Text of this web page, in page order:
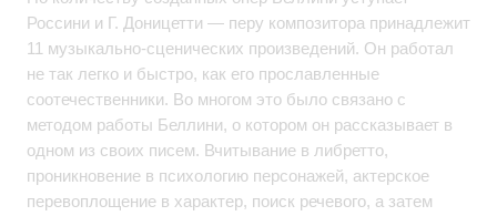
Россини и Г. Доницетти — перу композитора принадлежит
11 музыкально-сценических произведений. Он работал
не так легко и быстро, как его прославленные
соотечественники. Во многом это было связано с
методом работы Беллини, о котором он рассказывает в
одном из своих писем. Вчитывание в либретто,
проникновение в психологию персонажей, актерское
перевоплощение в характер, поиск речевого, а затем